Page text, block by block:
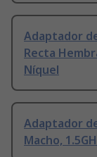
Adaptador
Recta
Níquel
Adaptador
Macho,